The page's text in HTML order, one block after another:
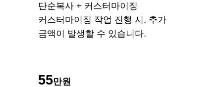
단순복사 + 커스터마이징
커스터마이징 작업 진행 시, 추가
금액이 발생할 수 있습니다.
55만원